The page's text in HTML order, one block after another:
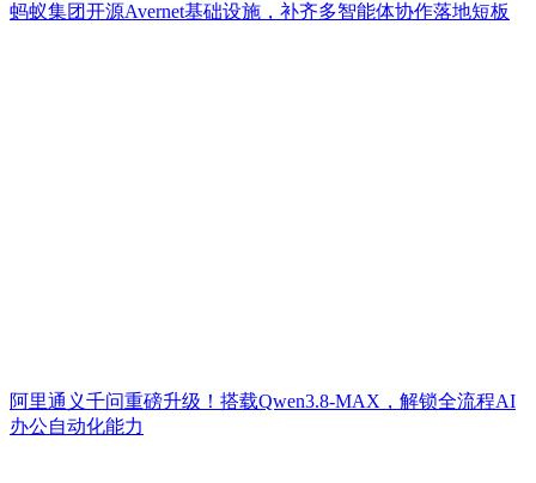
蚂蚁集团开源Avernet基础设施，补齐多智能体协作落地短板
阿里通义千问重磅升级！搭载Qwen3.8-MAX，解锁全流程AI
办公自动化能力